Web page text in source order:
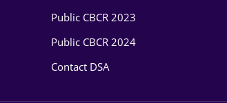
Public CBCR 2023
Public CBCR 2024
Contact DSA